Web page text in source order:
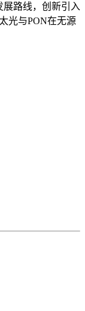
展路线，创新引入
光与PON在无源